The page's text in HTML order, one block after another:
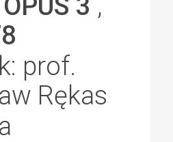
prof.
Rękas